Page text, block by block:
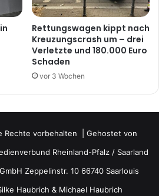
Rettungswagen kippt nach
Kreuzungscrash um – drei
Verletzte und 180.000 Euro
Schaden
vor 3 Wochen
Rechte vorbehalten | Gehostet von
Rheinland-Pfalz / Saarland
Zeppelinstr. 10 66740 Saarlouis
Haubrich & Michael Haubrich